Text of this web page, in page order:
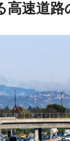
高速道